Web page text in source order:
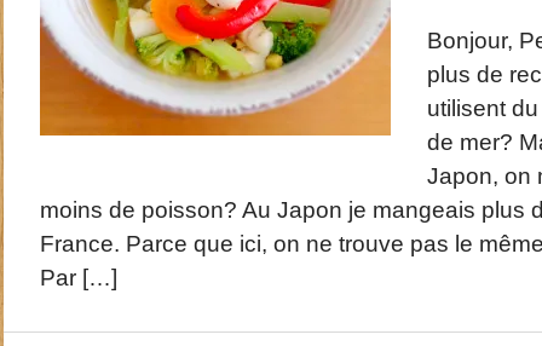
Bonjour,
plus de
utilisent
de mer?
Japon, on
moins de poisson? Au Japon je mangeais plus
France. Parce que ici, on ne trouve pas le
Par […]